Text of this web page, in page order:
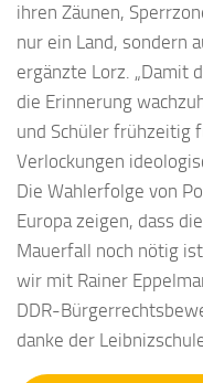
ihren Zäunen,
nur ein Land, sondern
ergänzte Lorz. „Damit
die Erinnerung
und Schüler frühzeitig
Verlockungen
Die Wahlerfolge von
Europa zeigen, dass
Mauerfall noch nötig
wir mit Rainer
DDR-
danke der